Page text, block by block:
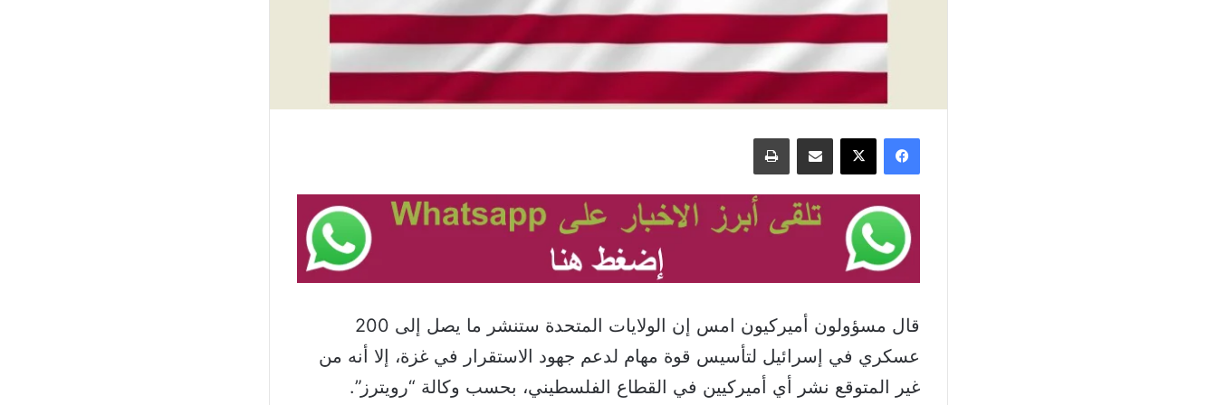
فيسبوك ‫X مشاركة عبر البريد طباعة
قال مسؤولون أميركيون امس إن الولايات المتحدة ستنشر ما يصل إلى 200
عسكري في إسرائيل لتأسيس قوة مهام لدعم جهود الاستقرار في غزة، إلا أنه من
غير المتوقع نشر أي أميركيين في القطاع الفلسطيني، بحسب وكالة “رويترز”.